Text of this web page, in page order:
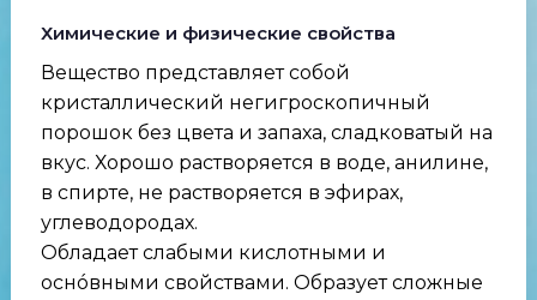
Химические и физические свойства
Вещество представляет собой
кристаллический негигроскопичный
порошок без цвета и запаха, сладковатый на
вкус. Хорошо растворяется в воде, анилине,
в спирте, не растворяется в эфирах,
углеводородах.
Обладает слабыми кислотными и
оснóвными свойствами. Образует сложные